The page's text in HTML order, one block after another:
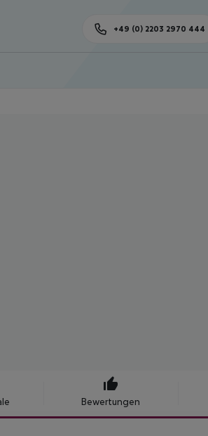
+49 (0) 2203 2970 444
Bewertungen